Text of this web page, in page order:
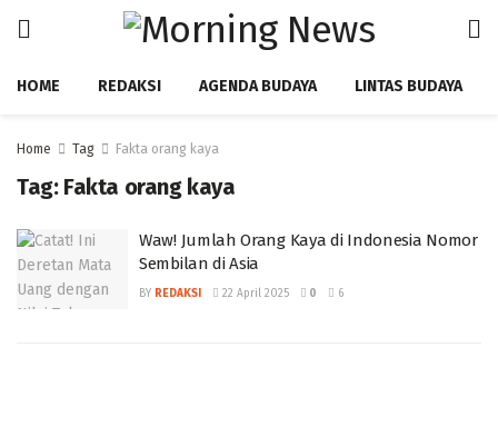
HOME REDAKSI AGENDA BUDAYA LINTAS BUDAYA
Home Tag Fakta orang kaya
Tag: Fakta orang kaya
‎Waw! Jumlah Orang Kaya di Indonesia Nomor
Sembilan di Asia ‎
BY REDAKSI 22 April 2025 0 6